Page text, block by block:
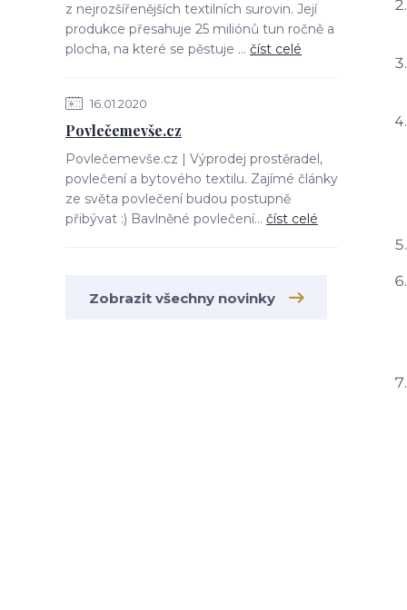
z nejrozšířenějších textilních surovin. Její
produkce přesahuje 25 miliónů tun ročně a
plocha, na které se pěstuje ... číst celé
16.01.2020
Povlečemevše.cz
Povlečemevše.cz | Výprodej prostěradel,
povlečení a bytového textilu. Zajímé články
ze světa povlečení budou postupně
přibývat :) Bavlněné povlečení... číst celé
Zobrazit všechny novinky